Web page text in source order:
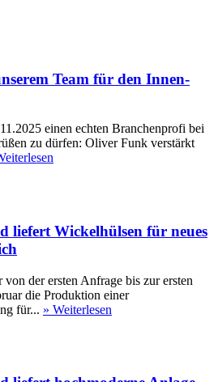
Team für den Innen-
einen echten Branchenprofi bei
zu dürfen: Oliver Funk verstärkt
liefert Wickelhülsen für neues
von der ersten Anfrage bis zur ersten
die Produktion einer
für... » Weiterlesen